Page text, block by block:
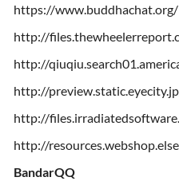
https://www.buddhachat.org/
http://
http://
http://
http://
http://
BandarQQ